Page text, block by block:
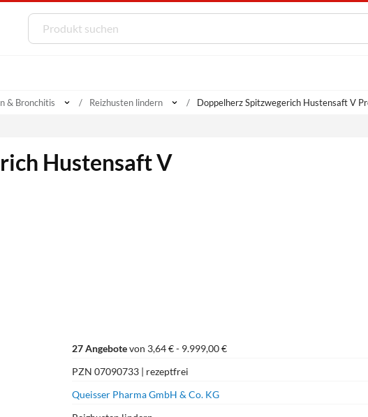
& Bronchitis Reizhusten lindern Doppelherz Spitzwegerich Hustensaft V
Hustensaft V
27 Angebotevon 3,64 € - 9.999,00 €
PZN 07090733 | rezeptfrei
Queisser Pharma GmbH & Co. KG